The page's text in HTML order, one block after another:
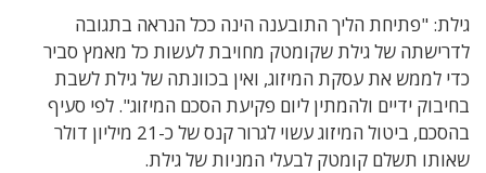
גילת: "פתיחת הליך התובענה הינה ככל הנראה בתגובה
לדרישתה של גילת שקומטק מחויבת לעשות כל מאמץ סביר
כדי לממש את עסקת המיזוג, ואין בכוונתה של גילת לשבת
בחיבוק ידיים ולהמתין ליום פקיעת הסכם המיזוג". לפי סעיף
בהסכם, ביטול המיזוג עשוי לגרור קנס של כ-21 מיליון דולר
שאותו תשלם קומטק לבעלי המניות של גילת.